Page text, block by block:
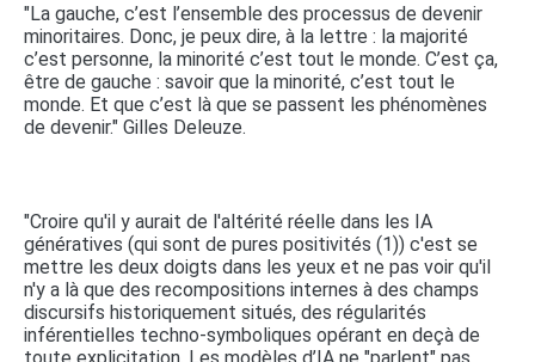
"La gauche, c’est l’ensemble des processus de devenir
minoritaires. Donc, je peux dire, à la lettre : la majorité
c’est personne, la minorité c’est tout le monde. C’est ça,
être de gauche : savoir que la minorité, c’est tout le
monde. Et que c’est là que se passent les phénomènes
de devenir." Gilles Deleuze.
"Croire qu'il y aurait de l'altérité réelle dans les IA
génératives (qui sont de pures positivités (1)) c'est se
mettre les deux doigts dans les yeux et ne pas voir qu'il
n'y a là que des recompositions internes à des champs
discursifs historiquement situés, des régularités
inférentielles techno-symboliques opérant en deçà de
toute explicitation. Les modèles d’IA ne "parlent" pas